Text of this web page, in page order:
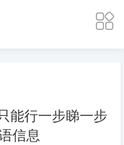
能行一步睇一步
信息